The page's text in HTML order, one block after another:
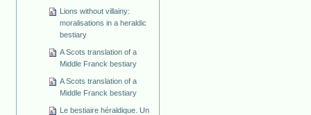
Lions without villainy:
moralisations in a heraldic
bestiary
A Scots translation of a
Middle Franck bestiary
A Scots translation of a
Middle Franck bestiary
Le bestiaire héraldique. Un